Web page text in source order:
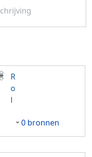
R
o
l
0 bronnen